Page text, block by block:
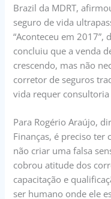
Brazil da MDRT,
seguro de vida
“Aconteceu em 2017”,
concluiu que a venda
crescendo, mas não
corretor de seguros
vida requer consultoria
Para Rogério Araújo,
Finanças, é preciso ter
não criar uma falsa
cobrou atitude dos
capacitação e
ser humano onde ele